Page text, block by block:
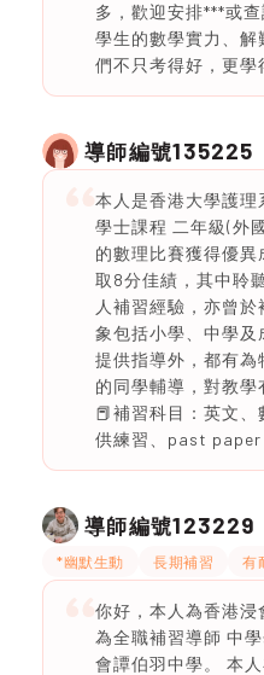
多，歡迎安排***或
學生的數學實力、
們不只考得好，更
導師編號135225
本人是香港大學護
學士課程 二年級(外
的數理比賽獲得優
取8分佳績，其中聆
人補習經驗，亦曾
象包括小學、中學及
提供指導外，都有
的同學輔導，對教學
📕補習科目：英文
供練習、past
導師編號123229
*幽默生動 長期補習 有
你好，本人為香港浸
為全職補習導師 中
會譚伯羽中學。 本